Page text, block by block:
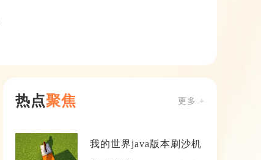
热点聚焦 更多 +
我的世界java版本刷沙机